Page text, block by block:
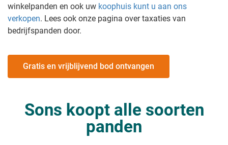
winkelpanden en ook uw koophuis kunt u aan ons
verkopen. Lees ook onze pagina over taxaties van
bedrijfspanden door.
Gratis en vrijblijvend bod ontvangen
Sons koopt alle soorten
panden